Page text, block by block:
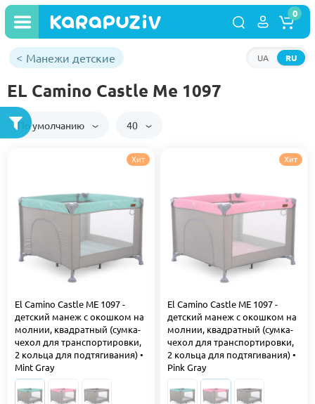
RU
UA
0
Манежи детские
EL Camino Castle Me 1097
По умолчанию 40
Хит
El Camino Castle ME 1097 -
детский манеж с окошком на
молнии, квадратный (сумка-
чехол для транспортировки,
2 кольца для подтягивания) •
Mint Gray
Хит
El Camino Castle ME 1097 -
детский манеж с окошком на
молнии, квадратный (сумка-
чехол для транспортировки,
2 кольца для подтягивания) •
Pink Gray